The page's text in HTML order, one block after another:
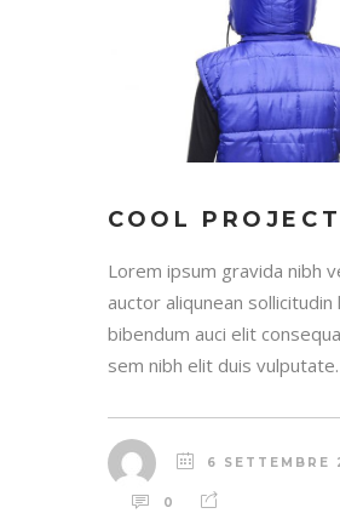
COOL PROJECT
Lorem ipsum gravida nibh
auctor aliqunean sollicitudin
bibendum auci elit
sem nibh elit duis vulputate.
6 SETTEMBRE
0